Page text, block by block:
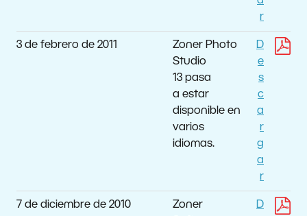
r
3 de febrero de 2011
Zoner Photo
Studio
13 pasa
a estar
disponible en
varios
idiomas.
D
e
s
c
a
r
g
a
r
7 de diciembre de 2010
Zoner
D